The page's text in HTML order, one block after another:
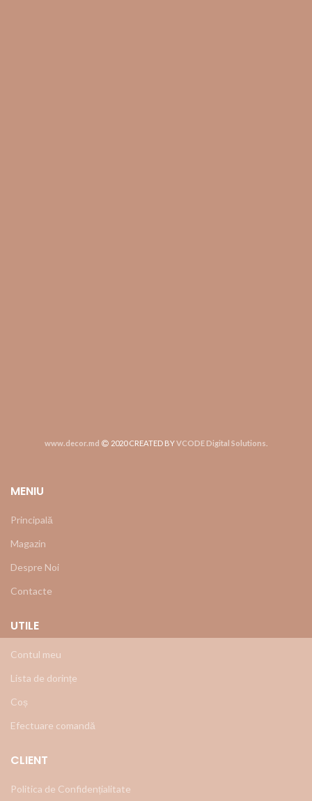
www.decor.md 2020 CREATED BYVCODE Digital Solutions
MENIU
Principală
Magazin
Despre Noi
Contacte
UTILE
Contul meu
Lista de dorințe
Coș
Efectuare comandă
CLIENT
Politica de Confidențialitate